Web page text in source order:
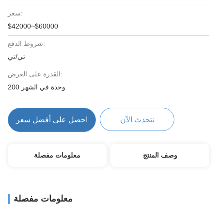
سعر:
$42000~$60000
شروط الدفع:
تي/تي
القدرة على العرض:
200 وحدة في الشهر
احصل على أفضل سعر نتحدث الآن
معلومات مفصلة وصف المنتج
معلومات مفصلة